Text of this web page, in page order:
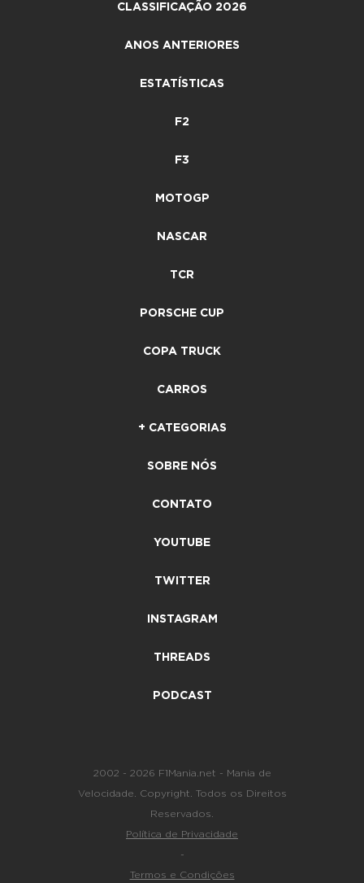
CLASSIFICAÇÃO 2026
ANOS ANTERIORES
ESTATÍSTICAS
F2
F3
MOTOGP
NASCAR
TCR
PORSCHE CUP
COPA TRUCK
CARROS
+ CATEGORIAS
SOBRE NÓS
CONTATO
YOUTUBE
TWITTER
INSTAGRAM
THREADS
PODCAST
2002 - 2026 F1Mania.net - Mania de
Velocidade. Copyright. Todos os Direitos
Reservados.
Política de Privacidade
-
Termos e Condições